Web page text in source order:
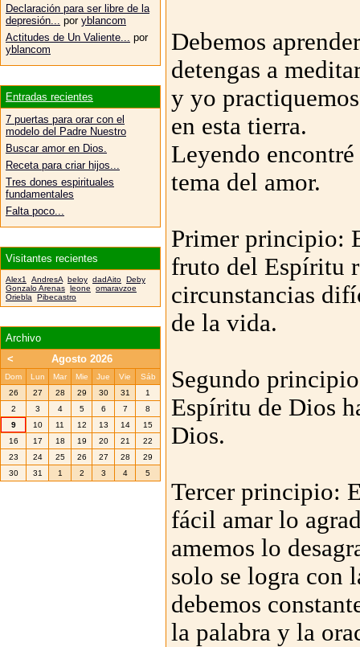
Debemos
detengas a
y yo
en esta tierra.
Leyendo
tema del amor.
Primer principio:
fruto del Espíritu
circunstancias
de la vida.
Segundo
Espíritu de Dios
Dios.
Tercer principio:
fácil amar lo
amemos lo
solo se logra con
debemos
la palabra y la
Declaración para ser libre de la
depresión... por yblancom
Actitudes de Un Valiente... por
yblancom
Entradas recientes
7 puertas para orar con el
modelo del Padre Nuestro
Buscar amor en Dios.
Receta para criar hijos...
Tres dones espirituales
fundamentales
Falta poco...
Visitantes recientes
Alex1 AndresA beloy dadAito
Deby
Gonzalo Arenas
leone
omaravzoe
Oriebla
Pibecastro
Archivo
<
Agosto 2026
Dom Lun Mar Mie Jue Vie
Sáb
26
27 28 29 30 31
1
2
3 4 5 6 7
8
9
10 11 12 13 14
15
16
17 18 19 20 21
22
23
24 25 26 27 28
29
30
31 1 2 3 4 5